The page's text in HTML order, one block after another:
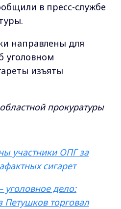
в пресс-службе
направлены для
уголовном
изъяты
прокуратуры
участники ОПГ за
сигарет
дело:
Петушков торговал